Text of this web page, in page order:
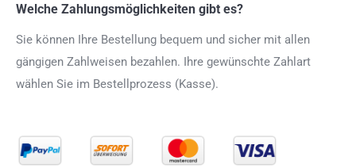
Welche Zahlungsmöglichkeiten gibt es?
Sie können Ihre Bestellung bequem und sicher mit allen
gängigen Zahlweisen bezahlen. Ihre gewünschte Zahlart
wählen Sie im Bestellprozess (Kasse).